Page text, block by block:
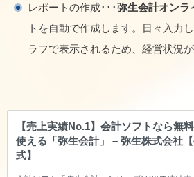
レポートの作成･･･弥生会計オンラ
トを自動で作成します。日々入力
ラフで表示されるため、経営状況
【売上実績No.1】会計ソフトなら無
使える「弥生会計」 – 弥生株式会社
式】